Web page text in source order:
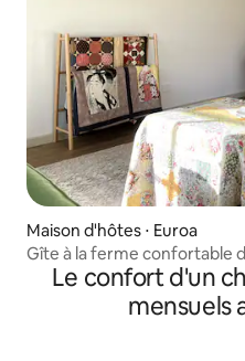
Maison d'hôtes ⋅ Euroa
Gîte à la ferme confortable
Le confort d'un
mensuels